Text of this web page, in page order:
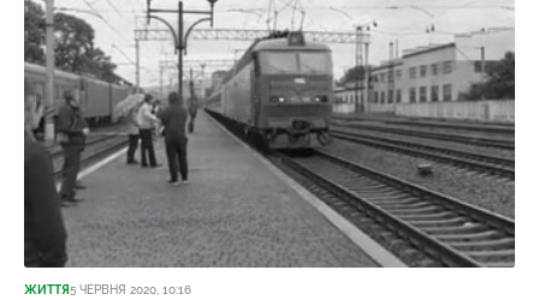
ЖИТТЯ5 ЧЕРВНЯ 2020, 10:16